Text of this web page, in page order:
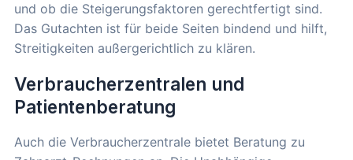
und ob die Steigerungsfaktoren gerechtfertigt sind.
Das Gutachten ist für beide Seiten bindend und hilft,
Streitigkeiten außergerichtlich zu klären.
Verbraucherzentralen und
Patientenberatung
Auch die Verbraucherzentrale bietet Beratung zu